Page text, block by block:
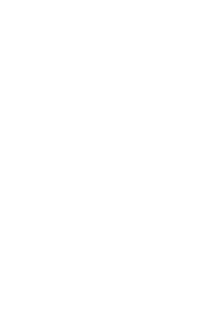
zu
in der
die frisch in der
Ausbildungsstätte
auch anwenden
“Anwärterbefugnis”
Ausbildungsrechten
die fahrpraktische
hat.
erlischt entweder
(nach